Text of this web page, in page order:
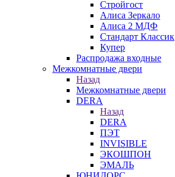
Стройгост
Алиса Зеркало
Алиса 2 МДФ
Стандарт Классик
Купер
Распродажа входные
Межкомнатные двери
Назад
Межкомнатные двери
DERA
Назад
DERA
ПЭТ
INVISIBLE
ЭКОШПОН
ЭМАЛЬ